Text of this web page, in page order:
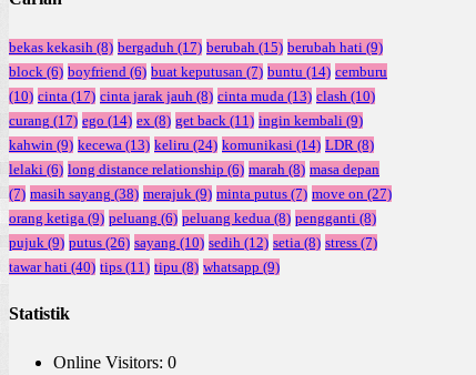
bekas kekasih (8) bergaduh (17) berubah (15) berubah hati (9)
block (6) boyfriend (6) buat keputusan (7) buntu (14) cemburu
(10) cinta (17) cinta jarak jauh (8) cinta muda (13) clash (10)
curang (17) ego (14) ex (8) get back (11) ingin kembali (9)
kahwin (9) kecewa (13) keliru (24) komunikasi (14) LDR (8)
lelaki (6) long distance relationship (6) marah (8) masa depan
(7) masih sayang (38) merajuk (9) minta putus (7) move on (27)
orang ketiga (9) peluang (6) peluang kedua (8) pengganti (8)
pujuk (9) putus (26) sayang (10) sedih (12) setia (8) stress (7)
tawar hati (40) tips (11) tipu (8) whatsapp (9)
Statistik
Online Visitors: 0